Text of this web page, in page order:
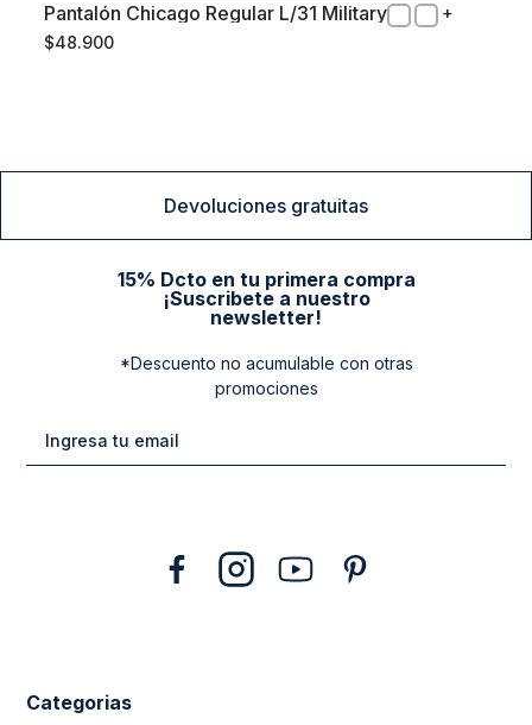
48 Pantalón Chicago Regular L/31 Military
$48.900
Devoluciones gratuitas
15% Dcto en tu primera compra
¡Suscribete a nuestro
newsletter!
*Descuento no acumulable con otras
promociones
Categorias